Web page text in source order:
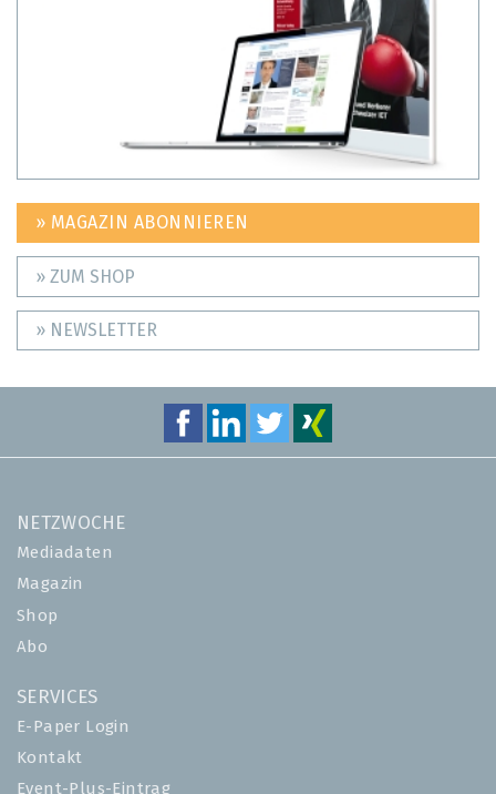
» MAGAZIN ABONNIEREN
» ZUM SHOP
» NEWSLETTER
NETZWOCHE
Mediadaten
Magazin
Shop
Abo
SERVICES
E-Paper Login
Kontakt
Event-Plus-Eintrag